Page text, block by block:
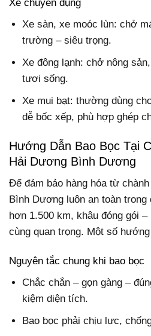
Xe chuyên dụng
Xe sàn, xe moóc lùn: chở
trường – siêu trọng.
Xe đông lạnh: chở nông
tươi sống.
Xe mui bạt: thường dùng
dễ bốc xếp, phù hợp ghép
Hướng Dẫn Bao Bọc Tại
Hải Dương Bình Dương
Để đảm bảo hàng hóa từ
Bình Dương luôn an toàn
hơn 1.500 km, khâu đóng gói
cùng quan trọng. Một số
Nguyên tắc chung khi bao bọc
Chắc chắn – gọn gàng –
kiệm diện tích.
Bao bọc phải chịu lực,